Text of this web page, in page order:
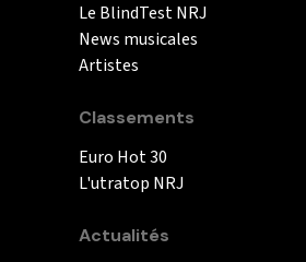
Le BlindTest NRJ
News musicales
Artistes
Classements
Euro Hot 30
L'utratop NRJ
Actualités